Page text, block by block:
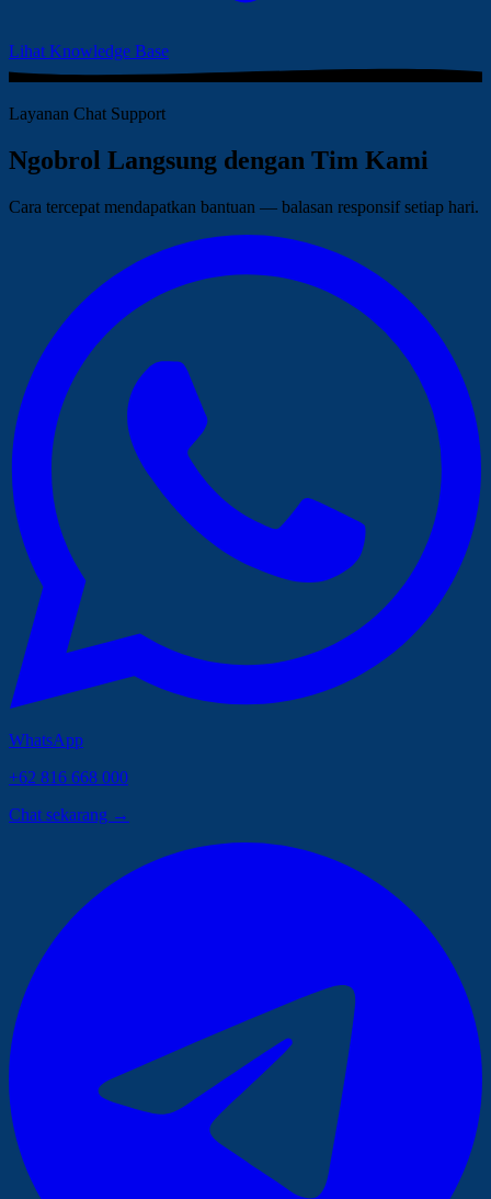
Lihat Knowledge Base
Layanan Chat Support
Ngobrol Langsung dengan Tim Kami
Cara tercepat mendapatkan bantuan — balasan responsif setiap hari.
WhatsApp
+62 816 668 000
Chat sekarang →